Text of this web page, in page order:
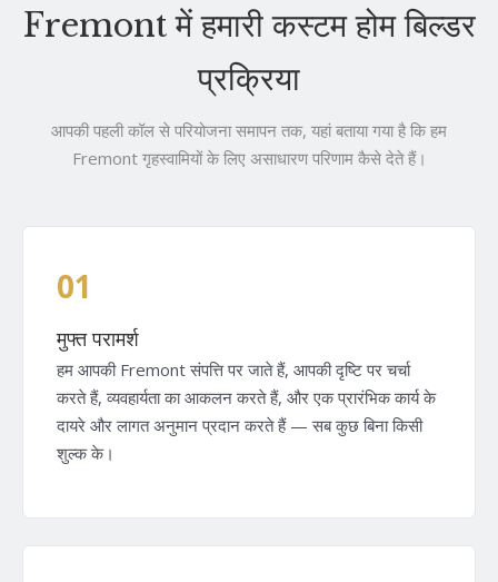
Fremont में हमारी कस्टम होम बिल्डर
प्रक्रिया
आपकी पहली कॉल से परियोजना समापन तक, यहां बताया गया है कि हम
Fremont गृहस्वामियों के लिए असाधारण परिणाम कैसे देते हैं।
01
मुफ्त परामर्श
हम आपकी Fremont संपत्ति पर जाते हैं, आपकी दृष्टि पर चर्चा
करते हैं, व्यवहार्यता का आकलन करते हैं, और एक प्रारंभिक कार्य के
दायरे और लागत अनुमान प्रदान करते हैं — सब कुछ बिना किसी
शुल्क के।